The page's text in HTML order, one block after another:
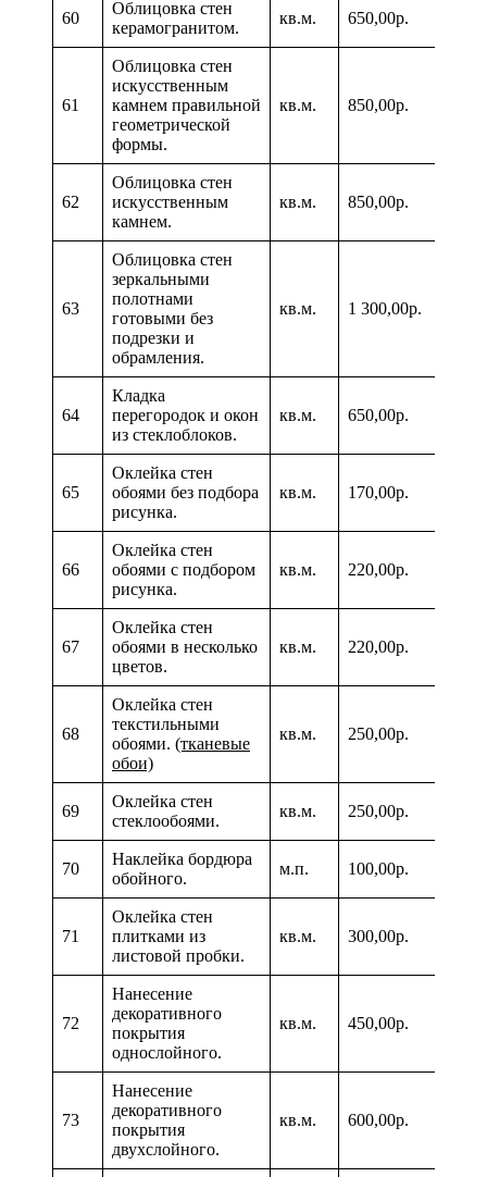
60
Облицовка стен
керамогранитом.
кв.м. 650,00р.
61
Облицовка стен
искусственным
камнем правильной
геометрической
формы.
кв.м. 850,00р.
62
Облицовка стен
искусственным
камнем.
кв.м. 850,00р.
63
Облицовка стен
зеркальными
полотнами
готовыми без
подрезки и
обрамления.
кв.м. 1 300,00р.
64
Кладка
перегородок и окон
из стеклоблоков.
кв.м. 650,00р.
65
Оклейка стен
обоями без подбора
рисунка.
кв.м. 170,00р.
66
Оклейка стен
обоями с подбором
рисунка.
кв.м. 220,00р.
67
Оклейка стен
обоями в несколько
цветов.
кв.м. 220,00р.
68
Оклейка стен
текстильными
обоями. (тканевые
обои)
кв.м. 250,00р.
69
Оклейка стен
стеклообоями.
кв.м. 250,00р.
70
Наклейка бордюра
обойного.
м.п. 100,00р.
71
Оклейка стен
плитками из
листовой пробки.
кв.м. 300,00р.
72
Нанесение
декоративного
покрытия
однослойного.
кв.м. 450,00р.
73
Нанесение
декоративного
покрытия
двухслойного.
кв.м. 600,00р.